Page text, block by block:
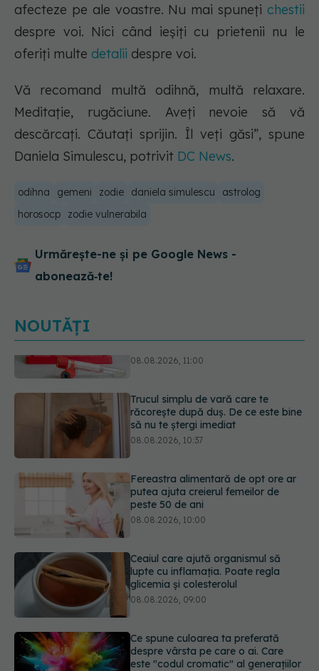
afecteze pe ale voastre. Nu mai spuneți chestii
despre voi. Nici când ieșiți cu prietenii nu le
oferiți multe detalii despre voi.
Vă recomand multă odihnă, multă relaxare.
Meditație, rugăciune. Aveți nevoie să vă
descărcați. Căutați sprijin. Îl veți găsi”, spune
Daniela Simulescu, potrivit DC News.
odihna gemeni zodie daniela simulescu
astrolog
horosocp
zodie vulnerabila
Urmărește-ne și pe Google News -
abonează‑te!
NOUTĂȚI
să nu te ștergi imediat
08.08.2026, 10:37
peste 50 de ani
08.08.2026, 10:00
glicemia și colesterolul
08.08.2026, 09:00
este "codul cromatic" al generațiilor
07.08.2026, 21:29